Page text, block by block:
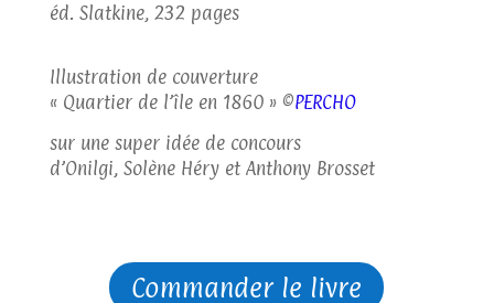
éd. Slatkine, 232 pages
Illustration de couverture
« Quartier de l’île en 1860 » ©PERCHO
sur une super idée de concours
d’Onilgi, Solène Héry et Anthony Brosset
Commander le livre